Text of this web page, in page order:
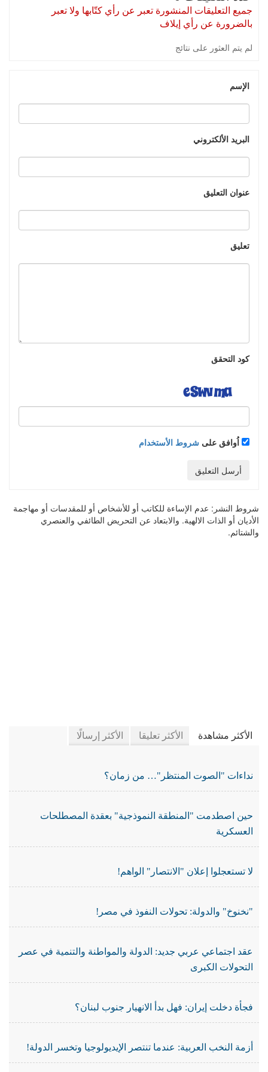
جميع التعليقات المنشورة تعبر عن رأي كتّابها ولا تعبر
بالضرورة عن رأي إيلاف
لم يتم العثور على نتائج
الإسم
البريد الألكتروني
عنوان التعليق
تعليق
كود التحقق
اُوافق على شروط الأستخدام
أرسل التعليق
شروط النشر: عدم الإساءة للكاتب أو للأشخاص أو للمقدسات أو مهاجمة
الأديان أو الذات الالهية. والابتعاد عن التحريض الطائفي والعنصري
والشتائم.
الأكثر مشاهدة الأكثر تعليقا الأكثر إرسالًا
نداءات "الصوت المنتظر"… من زمان؟
حين اصطدمت "المنطقة النموذجية" بعقدة المصطلحات
العسكرية
لا تستعجلوا إعلان "الانتصار" الواهم!
"نخنوخ" والدولة: تحولات النفوذ في مصر!
عقد اجتماعي عربي جديد: الدولة والمواطنة والتنمية في عصر
التحولات الكبرى
فجأة دخلت إيران: فهل بدأ الانهيار جنوب لبنان؟
أزمة النخب العربية: عندما تنتصر الإيديولوجيا وتخسر الدولة!